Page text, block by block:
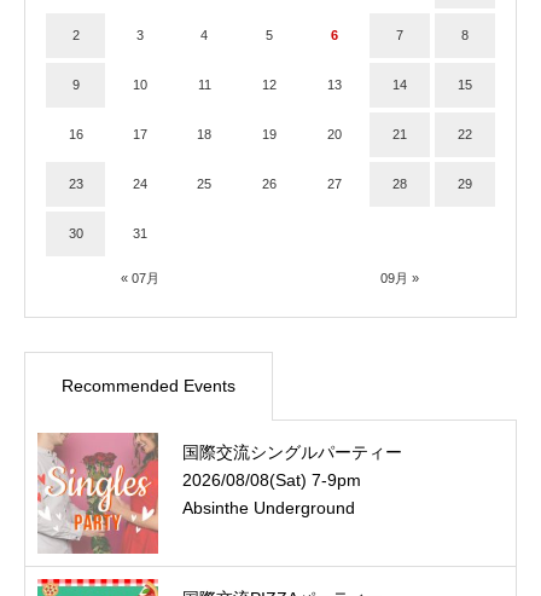
« 07月 09月 »
2 3 4 5 6 7 8
9 10 11 12 13 14 15
16 17 18 19 20 21 22
23 24 25 26 27 28 29
30 31
Recommended Events
国際交流シングルパーティー
2026/08/08(Sat) 7-9pm
Absinthe Underground